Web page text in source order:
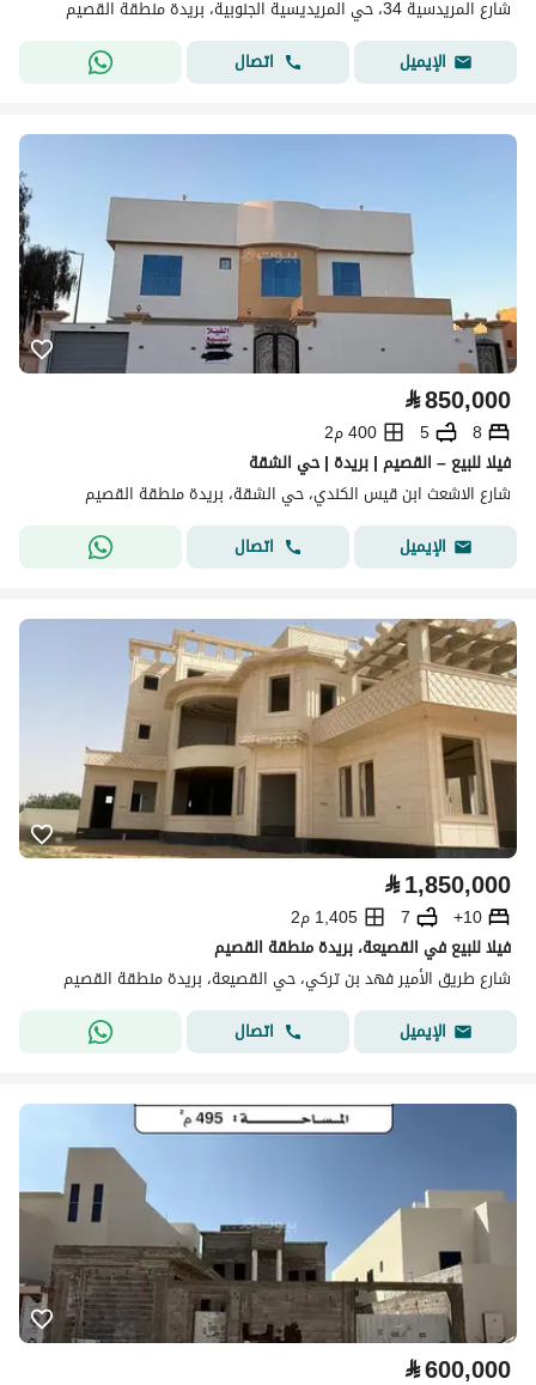
شارع المريدسية 34، حي المريديسية الجنوبية، بريدة منطقة القصيم
الإيميل
اتصال
⃁850,000
8
5
400 م2
فيلا للبيع – القصيم | بريدة | حي الشقة
شارع الاشعث ابن قيس الكندي، حي الشقة، بريدة منطقة القصيم
الإيميل
اتصال
⃁1,850,000
10+
7
1,405 م2
فيلا للبيع في القصيعة، بريدة منطقة القصيم
شارع طريق الأمير فهد بن تركي، حي القصيعة، بريدة منطقة القصيم
الإيميل
اتصال
⃁600,000